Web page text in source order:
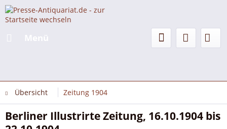
Übersicht Zeitung 1904
Berliner Illustrirte Zeitung, 16.10.1904 bis